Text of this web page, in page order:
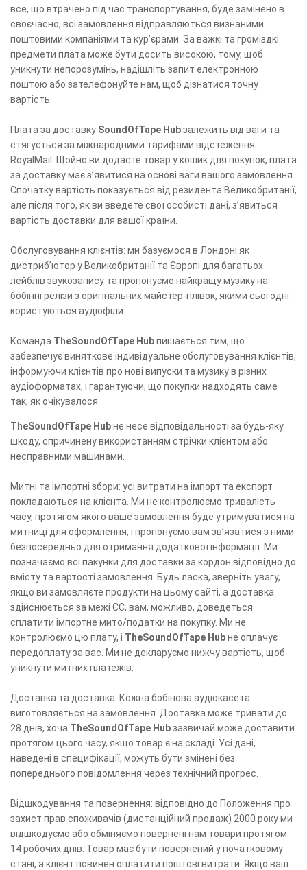
все, що втрачено під час транспортування, буде замінено в
своєчасно, всі замовлення відправляються визнаними
поштовими компаніями та кур’єрами. За важкі та громіздкі
предмети плата може бути досить високою, тому, щоб
уникнути непорозумінь, надішліть запит електронною
поштою або зателефонуйте нам, щоб дізнатися точну
вартість.
Плата за доставку SoundOfTape Hubзалежить від ваги та
стягується за міжнародними тарифами відстеження
RoyalMail. Щойно ви додасте товар у кошик для покупок, плата
за доставку має з’явитися на основі ваги вашого замовлення.
Спочатку вартість показується від резидента Великобританії,
але після того, як ви введете свої особисті дані, з’явиться
вартість доставки для вашої країни.
Обслуговування клієнтів: ми базуємося в Лондоні як
дистриб’ютор у Великобританії та Європі для багатьох
лейблів звукозапису та пропонуємо найкращу музику на
бобінні релізи з оригінальних майстер-плівок, якими сьогодні
користуються аудіофіли.
Команда TheSoundOfTape Hubпишається тим, що
забезпечує виняткове індивідуальне обслуговування клієнтів,
інформуючи клієнтів про нові випуски та музику в різних
аудіоформатах, і гарантуючи, що покупки надходять саме
так, як очікувалося.
TheSoundOfTape Hubне несе відповідальності за будь-яку
шкоду, спричинену використанням стрічки клієнтом або
несправними машинами.
Митні та імпортні збори: усі витрати на імпорт та експорт
покладаються на клієнта. Ми не контролюємо тривалість
часу, протягом якого ваше замовлення буде утримуватися на
митниці для оформлення, і пропонуємо вам зв’язатися з ними
безпосередньо для отримання додаткової інформації. Ми
позначаємо всі пакунки для доставки за кордон відповідно до
вмісту та вартості замовлення. Будь ласка, зверніть увагу,
якщо ви замовляєте продукти на цьому сайті, а доставка
здійснюється за межі ЄС, вам, можливо, доведеться
сплатити імпортне мито/податки на покупку. Ми не
контролюємо цю плату, і TheSoundOfTape Hubне оплачує
передоплату за вас. Ми не декларуємо нижчу вартість, щоб
уникнути митних платежів.
Доставка та доставка. Кожна бобінова аудіокасета
виготовляється на замовлення. Доставка може тривати до
28 днів, хоча TheSoundOfTape Hubзазвичай може доставити
протягом цього часу, якщо товар є на складі. Усі дані,
наведені в специфікації, можуть бути змінені без
попереднього повідомлення через технічний прогрес.
Відшкодування та повернення: відповідно до Положення про
захист прав споживачів (дистанційний продаж) 2000 року ми
відшкодуємо або обміняємо повернені нам товари протягом
14 робочих днів. Товар має бути повернений у початковому
стані, а клієнт повинен оплатити поштові витрати. Якщо ваш